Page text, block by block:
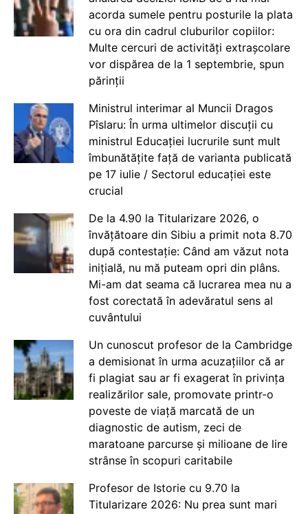
acorda sumele pentru posturile la plata
cu ora din cadrul cluburilor copiilor:
Multe cercuri de activități extrașcolare
vor dispărea de la 1 septembrie, spun
părinții
Ministrul interimar al Muncii Dragos
Pîslaru: În urma ultimelor discuții cu
ministrul Educației lucrurile sunt mult
îmbunătățite față de varianta publicată
pe 17 iulie / Sectorul educației este
crucial
De la 4.90 la Titularizare 2026, o
învățătoare din Sibiu a primit nota 8.70
după contestație: Când am văzut nota
inițială, nu mă puteam opri din plâns.
Mi-am dat seama că lucrarea mea nu a
fost corectată în adevăratul sens al
cuvântului
Un cunoscut profesor de la Cambridge
a demisionat în urma acuzațiilor că ar
fi plagiat sau ar fi exagerat în privința
realizărilor sale, promovate printr-o
poveste de viață marcată de un
diagnostic de autism, zeci de
maratoane parcurse și milioane de lire
strânse în scopuri caritabile
Profesor de Istorie cu 9.70 la
Titularizare 2026: Nu prea sunt mari